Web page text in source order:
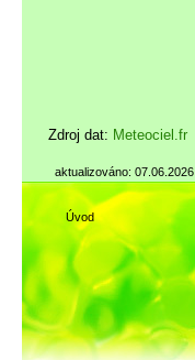
Zdroj dat: Meteociel.fr
aktualizováno:
Úvod